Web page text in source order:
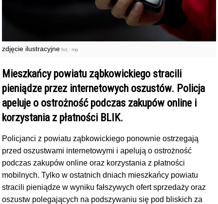
zdjęcie ilustracyjne fot.: mp
Mieszkańcy powiatu ząbkowickiego stracili
pieniądze przez internetowych oszustów. Policja
apeluje o ostrożność podczas zakupów online i
korzystania z płatności BLIK.
Policjanci z powiatu ząbkowickiego ponownie ostrzegają
przed oszustwami internetowymi i apelują o ostrożność
podczas zakupów online oraz korzystania z płatności
mobilnych. Tylko w ostatnich dniach mieszkańcy powiatu
stracili pieniądze w wyniku fałszywych ofert sprzedaży oraz
oszustw polegających na podszywaniu się pod bliskich za